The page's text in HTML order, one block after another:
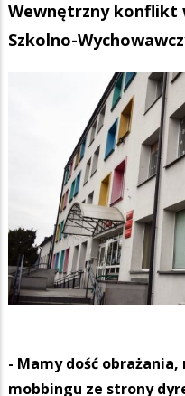
Wewnętrzny konflikt
Szkolno-
- Mamy dość
mobbingu ze strony